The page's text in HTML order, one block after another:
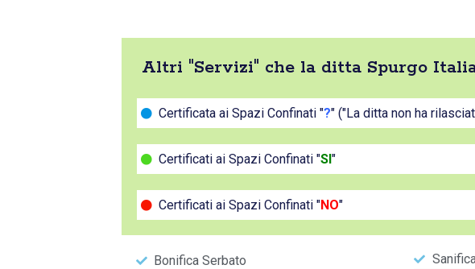
Altri "Servizi" che la ditta Spurgo
Certificata ai Spazi Confinati "?" ("La ditta non ha
Certificati ai Spazi Confinati "SI"
Certificati ai Spazi Confinati "NO"
Bonifica Serbato